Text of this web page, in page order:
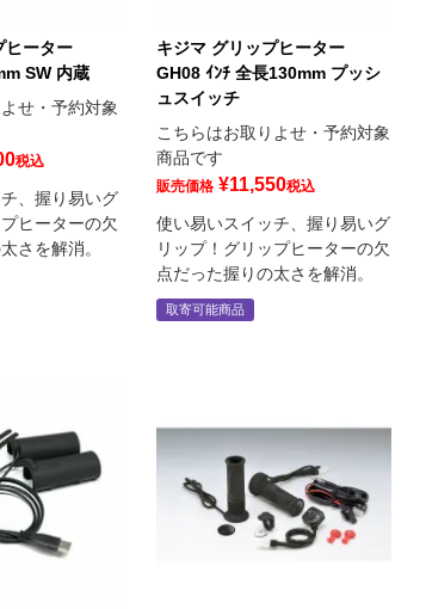
ヒーター
SW 内蔵
せ・予約対象
税込
、握り易いグ
ヒーターの欠
さを解消。
キジマ グリップヒーター
GH08 ｲﾝﾁ 全長130mm プッシ
ュスイッチ
こちらはお取りよせ・予約対象
商品です
販売価格 ¥11,550税込
使い易いスイッチ、握り易いグ
リップ！グリップヒーターの欠
点だった握りの太さを解消。
取寄可能商品